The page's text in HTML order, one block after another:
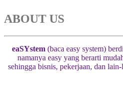
ABOUT US
eaSYstem(baca easy system)
namanya easy yang berarti
sehingga bisnis, pekerjaan, dan